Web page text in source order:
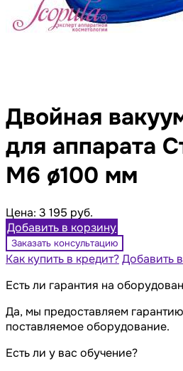
Двойная
для аппарата
M6 ø100 мм
Цена: 3 195 руб.
Добавить в корзину
Заказать консультацию
Как купить в кредит?Добавить
Есть ли гарантия на
Да, мы предоставляем
поставляемое оборудование.
Есть ли у вас обучение?